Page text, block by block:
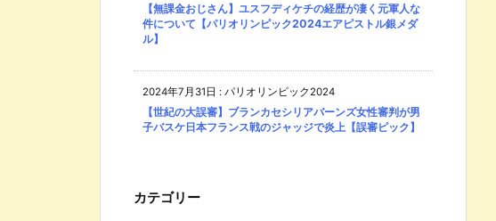
【無課金おじさん】ユスフディケチの経歴が凄く元軍人な
件について【パリオリンピック2024エアピストル銀メダ
ル】
2024年7月31日 : パリオリンピック2024
【世紀の大誤審】ブランカセシリアバーンズ女性審判が男
子バスケ日本フランス戦のジャッジで炎上【誤審ピック】
カテゴリー